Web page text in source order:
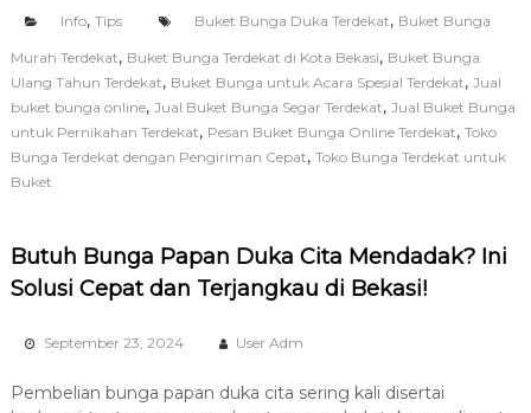
Info, Tips Buket Bunga Duka Terdekat, Buket Bunga
Murah Terdekat, Buket Bunga Terdekat di Kota Bekasi, Buket Bunga
Ulang Tahun Terdekat, Buket Bunga untuk Acara Spesial Terdekat, Jual
buket bunga online, Jual Buket Bunga Segar Terdekat, Jual Buket Bunga
untuk Pernikahan Terdekat, Pesan Buket Bunga Online Terdekat, Toko
Bunga Terdekat dengan Pengiriman Cepat, Toko Bunga Terdekat untuk
Buket
Butuh Bunga Papan Duka Cita Mendadak? Ini
Solusi Cepat dan Terjangkau di Bekasi!
September 23, 2024 User Adm
Pembelian bunga papan duka cita sering kali disertai